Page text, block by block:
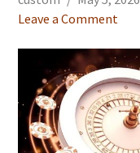
Leave a Comment